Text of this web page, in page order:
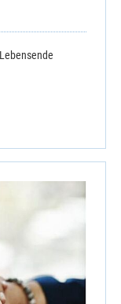
Lebensende